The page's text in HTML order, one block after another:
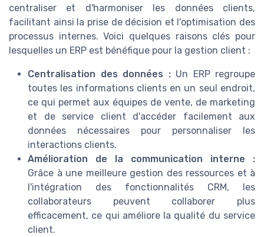
centraliser et d'harmoniser les données clients,
facilitant ainsi la prise de décision et l'optimisation des
processus internes. Voici quelques raisons clés pour
lesquelles un ERP est bénéfique pour la gestion client :
Centralisation des données :Un ERP regroupe
toutes les informations clients en un seul endroit,
ce qui permet aux équipes de vente, de marketing
et de service client d'accéder facilement aux
données nécessaires pour personnaliser les
interactions clients.
Amélioration de la communication interne :
Grâce à une meilleure gestion des ressources et à
l'intégration des fonctionnalités CRM, les
collaborateurs peuvent collaborer plus
efficacement, ce qui améliore la qualité du service
client.